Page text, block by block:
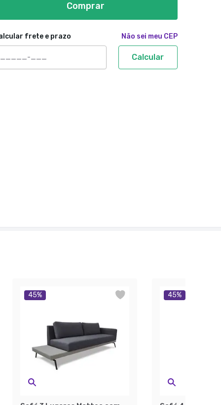
Comprar
frete e prazo Não sei meu CEP
Calcular
45% 45%